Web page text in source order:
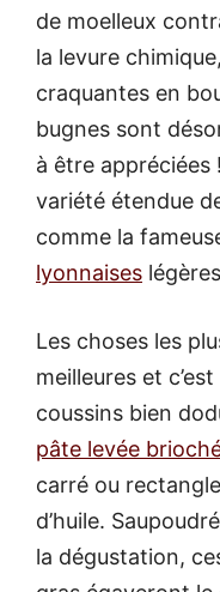
de moelleux
la levure
craquantes en
bugnes sont
à être appréciées
variété étendue
comme la
lyonnaises
Les choses les
meilleures et
coussins bien
pâte levée
carré ou
d’huile.
la dégustation,